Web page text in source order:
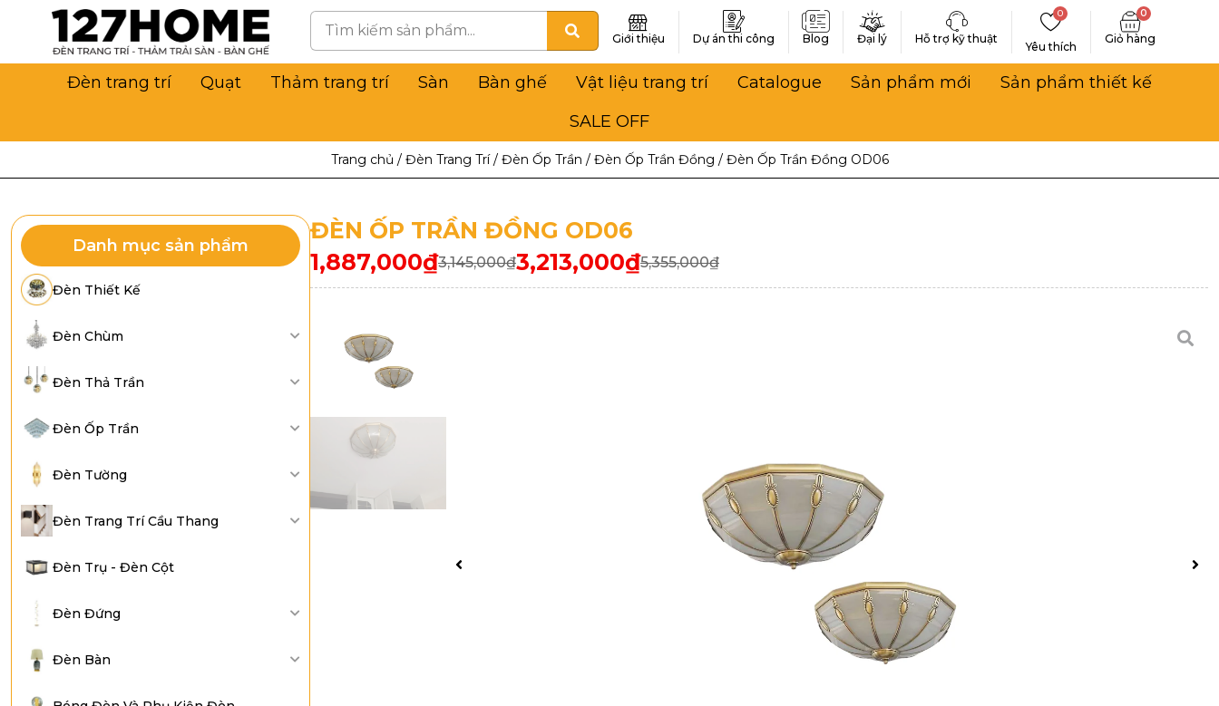
Giới thiệu Dự án thi công Blog Đại lý Hỗ trợ kỹ thuật
Yêu thích
0 0
Đèn trang trí Quạt Thảm trang trí Sàn Bàn ghế Vật liệu trang trí Catalogue Sản phẩm mới
Sản phẩm thiết kế
SALE OFF
Trang chủ / Đèn Trang Trí/ Đèn Ốp Trần / Đèn Ốp Trần Đồng / Đèn Ốp Trần Đồng OD06
Danh mục sản phẩm
Đèn Thiết Kế
Đèn Chùm
Đèn Thả Trần
Đèn Ốp Trần
Đèn Tường
Đèn Trang Trí Cầu Thang
Đèn Trụ - Đèn Cột
Đèn Đứng
Đèn Bàn
ĐÈN ỐP TRẦN ĐỒNG OD06
3,145,000₫
1,887,000₫ 5,355,000₫
3,213,000₫